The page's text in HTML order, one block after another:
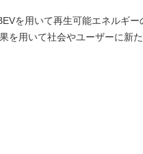
を用いて再生可能エネルギ
を用いて社会やユーザーに新